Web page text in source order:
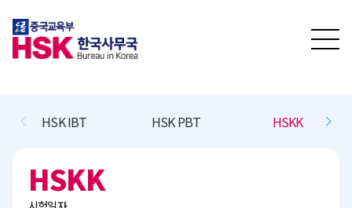
HSK IBT HSK PBT HSKK
HSKK